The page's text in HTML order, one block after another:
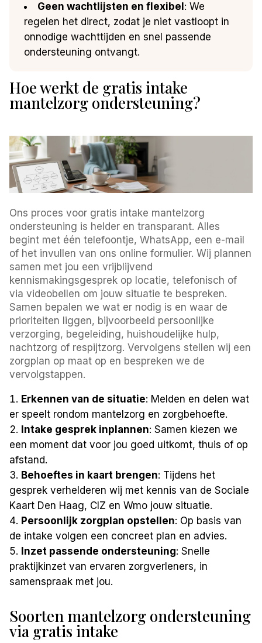
Geen wachtlijsten en flexibel : We
regelen het direct, zodat je niet vastloopt in
onnodige wachttijden en snel passende
ondersteuning ontvangt.
Hoe werkt de gratis intake
mantelzorg ondersteuning?
Ons proces voor gratis intake mantelzorg
ondersteuning is helder en transparant. Alles
begint met één telefoontje, WhatsApp, een e-mail
of het invullen van ons online formulier. Wij plannen
samen met jou een vrijblijvend
kennismakingsgesprek op locatie, telefonisch of
via videobellen om jouw situatie te bespreken.
Samen bepalen we wat er nodig is en waar de
prioriteiten liggen, bijvoorbeeld persoonlijke
verzorging, begeleiding, huishoudelijke hulp,
nachtzorg of respijtzorg. Vervolgens stellen wij een
zorgplan op maat op en bespreken we de
vervolgstappen.
Erkennen van de situatie: Melden en delen wat
er speelt rondom mantelzorg en zorgbehoefte.
Intake gesprek inplannen: Samen kiezen we
een moment dat voor jou goed uitkomt, thuis of op
afstand.
Behoeftes in kaart brengen: Tijdens het
gesprek verhelderen wij met kennis van de Sociale
Kaart Den Haag, CIZ en Wmo jouw situatie.
Persoonlijk zorgplan opstellen: Op basis van
de intake volgen een concreet plan en advies.
Inzet passende ondersteuning: Snelle
praktijkinzet van ervaren zorgverleners, in
samenspraak met jou.
Soorten mantelzorg ondersteuning
via gratis intake